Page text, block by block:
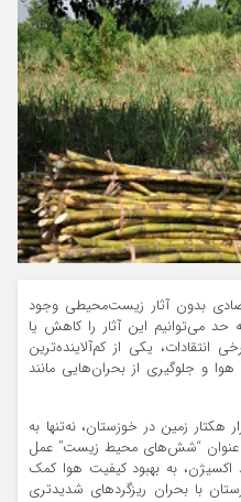
بدون آثار زیست‌محیطی وجود
حد می‌توانیم این آثار را کاهش یا
یکی از کم‌آلاینده‌ترین
و جلوگیری از بحران‌هایی مانند
نیشکر با کشت بیش از ۱۰۰ هزار هکتار زمین در خوزستان، نه‌تنها به
عنوان “شش‌های محیط زیست” عمل
به بهبود کیفیت هوا کمک
با بحران ریزگردهای شدیدتری